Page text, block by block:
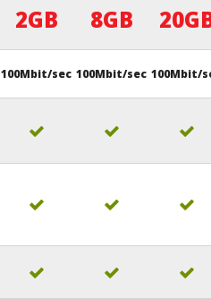
2GB 8GB
100Mbit/sec 100Mbit/sec 100Mbit/
  
  
  